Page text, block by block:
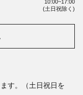
10:00~17:00
(土日祝除く)
す。（土日祝日を